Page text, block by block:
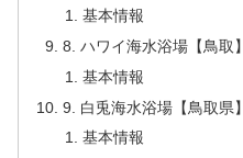
基本情報
8. ハワイ海水浴場【鳥取】
基本情報
9. 白兎海水浴場【鳥取県】
基本情報